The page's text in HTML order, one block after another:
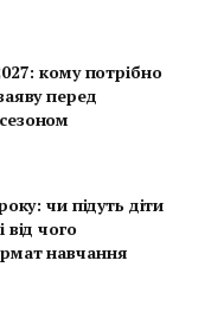
кому потрібно
перед
чи підуть діти
чого
навчання